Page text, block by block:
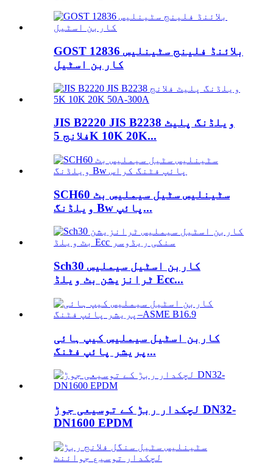
GOST 12836 بلائنڈ فلینج سٹینلیس
کاربن اسٹیل
JIS B2220 JIS B2238 ویلڈنگ پلیٹ
فلانج 5K 10K 20K...
SCH60 سٹینلیس سٹیل سیملیس بٹ
ویلڈنگ Bw پائپ...
Sch30 کاربن اسٹیل سیملیس
ٹرانزیشن بٹ ویلڈ Ecc...
کاربن اسٹیل سیملیس کیپ ہائی
پریشر پائپ فٹنگ...
لچکدار ربڑ کے توسیعی جوڑ DN32-
DN1600 EPDM